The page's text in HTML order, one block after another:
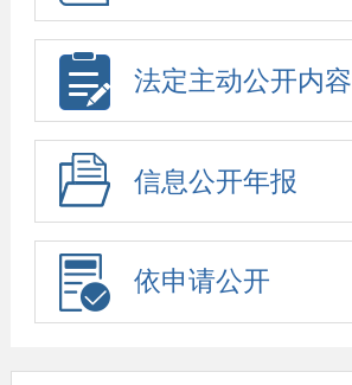
法定主动公开内容
信息公开年报
依申请公开